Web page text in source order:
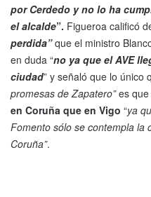
por Cerdedo y no lo ha
el alcalde”. Figueroa calificó
perdida”que el ministro
en duda “no ya que el AVE
ciudad” y señaló que lo único
promesas de Zapatero”es que
en Coruña que en Vigo “ya
Fomento sólo se contempla la
Coruña”.